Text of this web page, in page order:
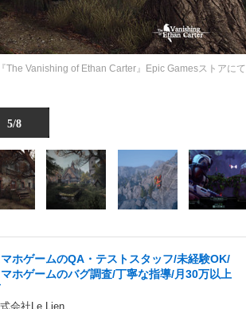
The Vanishing of Ethan Carter』Epic Gamesストアにて
5/8
ホゲームのQA・テストスタッフ/未経験OK/
ホゲームのバグ調査/丁寧な指導/月30万以上
会社Le Lien